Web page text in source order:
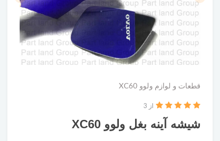
قطعات و لوازم ولوو XC60
شیشه آینه بغل ولوو XC60
از 3